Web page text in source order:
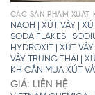
CÁC SẢN PHẨM XUẤT
NAOH | XÚT VẢY |
SODA FLAKES |
HYDROXIT | XÚT
VẢY TRUNG THÁI |
KH CẦN MUA XÚT
GIÁ: LIÊN HỆ